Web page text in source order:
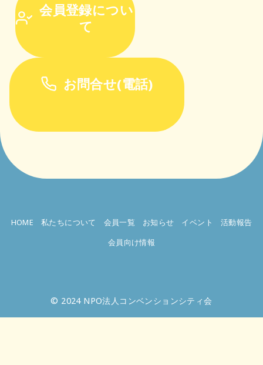
会員登録につい
て
お問合せ(電話)
HOME 私たちについて 会員一覧 お知らせ イベント
活動報告
会員向け情報
© 2024 NPO法人コンベンションシティ会